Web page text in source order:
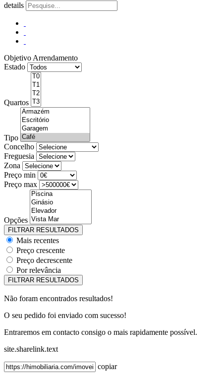
details
Objetivo Arrendamento
Estado
Quartos
Tipo
Concelho
Freguesia
Zona
Preço min
Preço max
Opções
Mais recentes
Preço crescente
Preço decrescente
Por relevância
Não foram encontrados resultados!
O seu pedido foi enviado com sucesso!
Entraremos em contacto consigo o mais rapidamente possível.
site.sharelink.text
copiar